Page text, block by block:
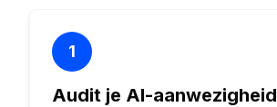
1
Audit je AI-aanwezigheid